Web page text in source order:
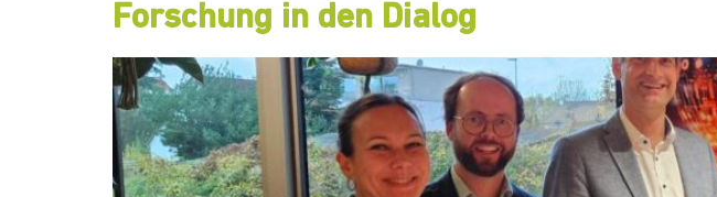
Forschung in den Dialog